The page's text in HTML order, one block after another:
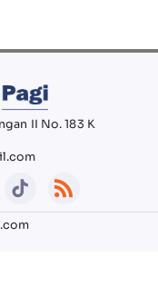
II No. 183 K